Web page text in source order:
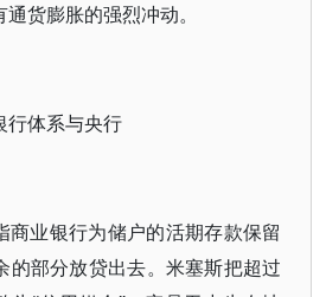
货膨胀的强烈冲动。
行体系与央行
商业银行为储户的活期存款保留
的部分放贷出去。米塞斯把超过